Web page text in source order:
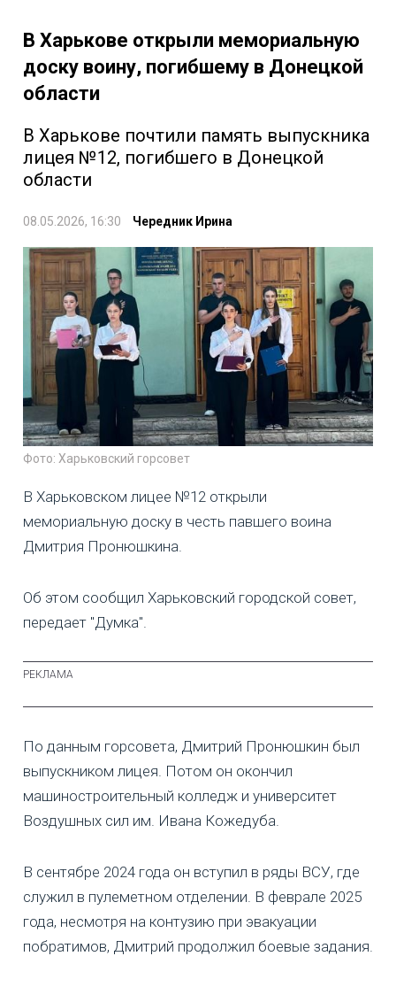
В Харькове открыли мемориальную
доску воину, погибшему в Донецкой
области
В Харькове почтили память выпускника
лицея №12, погибшего в Донецкой
области
08.05.2026, 16:30 Чередник Ирина
Фото: Харьковский горсовет
В Харьковском лицее №12 открыли
мемориальную доску в честь павшего воина
Дмитрия Пронюшкина.
Об этом сообщил Харьковский городской совет,
передает "Думка".
По данным горсовета, Дмитрий Пронюшкин был
выпускником лицея. Потом он окончил
машиностроительный колледж и университет
Воздушных сил им. Ивана Кожедуба.
В сентябре 2024 года он вступил в ряды ВСУ, где
служил в пулеметном отделении. В феврале 2025
года, несмотря на контузию при эвакуации
побратимов, Дмитрий продолжил боевые задания.